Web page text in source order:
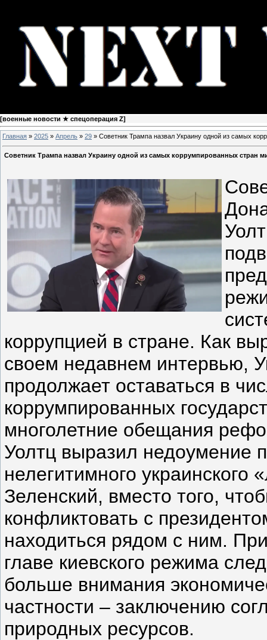
[военные новости ★ спецоперация Z]
Главная » 2025 » Апрель » 29 » Советник Трампа назвал Украину одной из самых
Советник Трампа назвал Украину одной из самых коррумпированных стран
коррупцией в стране. Как
своем недавнем интервью,
продолжает оставаться в
коррумпированных
многолетние обещания
Уолтц выразил недоумение
нелегитимного украинского
Зеленский, вместо того,
конфликтовать с
находиться рядом с ним.
главе киевского режима
больше внимания
частности – заключению
природных ресурсов.